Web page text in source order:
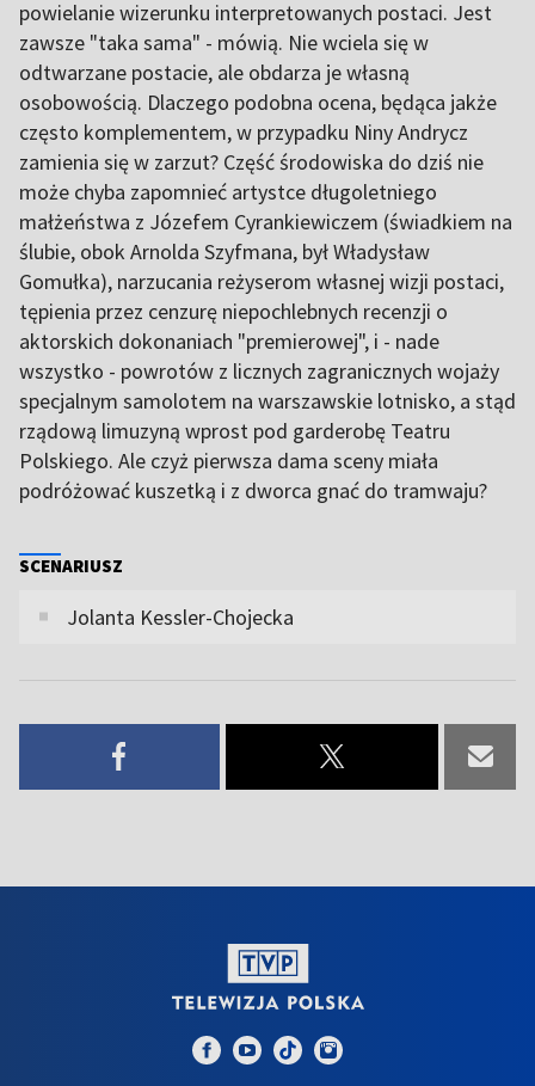
powielanie wizerunku interpretowanych postaci. Jest
zawsze "taka sama" - mówią. Nie wciela się w
odtwarzane postacie, ale obdarza je własną
osobowością. Dlaczego podobna ocena, będąca jakże
często komplementem, w przypadku Niny Andrycz
zamienia się w zarzut? Część środowiska do dziś nie
może chyba zapomnieć artystce długoletniego
małżeństwa z Józefem Cyrankiewiczem (świadkiem na
ślubie, obok Arnolda Szyfmana, był Władysław
Gomułka), narzucania reżyserom własnej wizji postaci,
tępienia przez cenzurę niepochlebnych recenzji o
aktorskich dokonaniach "premierowej", i - nade
wszystko - powrotów z licznych zagranicznych wojaży
specjalnym samolotem na warszawskie lotnisko, a stąd
rządową limuzyną wprost pod garderobę Teatru
Polskiego. Ale czyż pierwsza dama sceny miała
podróżować kuszetką i z dworca gnać do tramwaju?
SCENARIUSZ
Jolanta Kessler-Chojecka